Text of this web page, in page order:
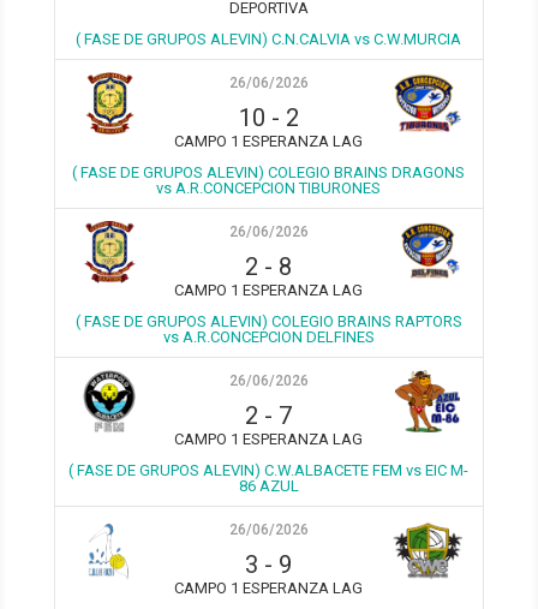
DEPORTIVA
( FASE DE GRUPOS ALEVIN) C.N.CALVIA vs C.W.MURCIA
26/06/2026
10 - 2
CAMPO 1 ESPERANZA LAG
( FASE DE GRUPOS ALEVIN) COLEGIO BRAINS DRAGONS
vs A.R.CONCEPCION TIBURONES
26/06/2026
2 - 8
CAMPO 1 ESPERANZA LAG
( FASE DE GRUPOS ALEVIN) COLEGIO BRAINS RAPTORS
vs A.R.CONCEPCION DELFINES
26/06/2026
2 - 7
CAMPO 1 ESPERANZA LAG
( FASE DE GRUPOS ALEVIN) C.W.ALBACETE FEM vs EIC M-
86 AZUL
26/06/2026
3 - 9
CAMPO 1 ESPERANZA LAG